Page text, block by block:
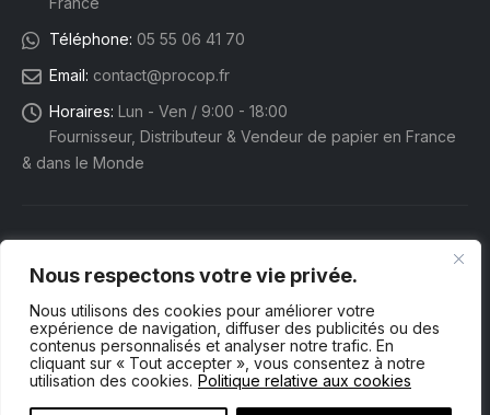
Nous respectons votre vie privée.
Nous utilisons des cookies pour améliorer votre
expérience de navigation, diffuser des publicités ou des
contenus personnalisés et analyser notre trafic. En
cliquant sur « Tout accepter », vous consentez à notre
utilisation des cookies. Politique relative aux cookies
Téléphone: 05 55 06 41 70
Email: contact@procop.fr
Horaires: Lun - Ven / 9:00 - 18:00
Fournisseur, Distributeur & Vendeur de papier en France
& dans le Monde
Procop eShop. © 2025 Tous droits réservés.